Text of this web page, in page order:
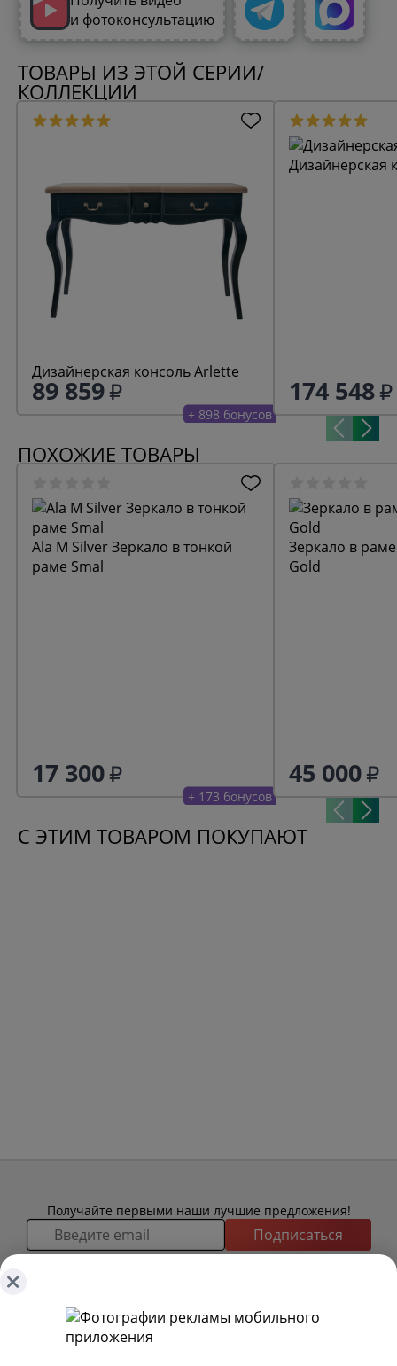
и фотоконсультацию
ТОВАРЫ ИЗ ЭТОЙ СЕРИИ/
КОЛЛЕКЦИИ
Дизайнерская консоль Arlette
89 859
+ 898 бонусов
Дизайнерская
174 548
ПОХОЖИЕ ТОВАРЫ
Ala M Silver Зеркало в тонкой
раме Smal
17 300
+ 173 бонусов
Зеркало в
Gold
45 000
С ЭТИМ ТОВАРОМ ПОКУПАЮТ
Получайте первыми наши лучшие предложения!
Подписаться
О ТОВАРАХ